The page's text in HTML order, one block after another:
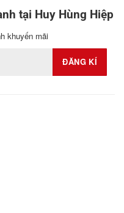
tại Huy Hùng Hiệp
khuyến mãi